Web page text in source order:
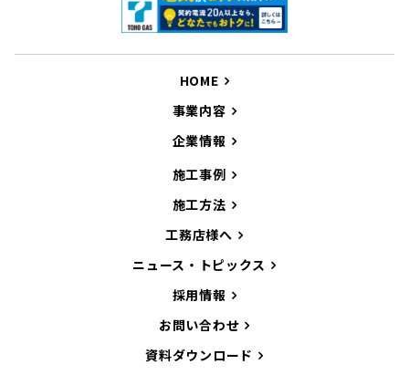
HOME
事業内容
企業情報
施工事例
施工方法
工務店様へ
ニュース・トピックス
採用情報
お問い合わせ
資料ダウンロード